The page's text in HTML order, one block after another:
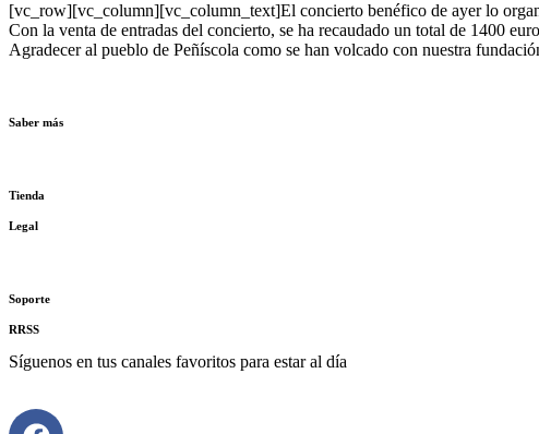
[vc_row][vc_column][vc_column_text]El concierto benéfico de ayer lo
Con la venta de entradas del concierto, se ha recaudado un total de 1400
Agradecer al pueblo de Peñíscola como se han volcado con nuestra
Saber más
Tienda
Legal
Soporte
RRSS
Síguenos en tus canales favoritos para estar al día